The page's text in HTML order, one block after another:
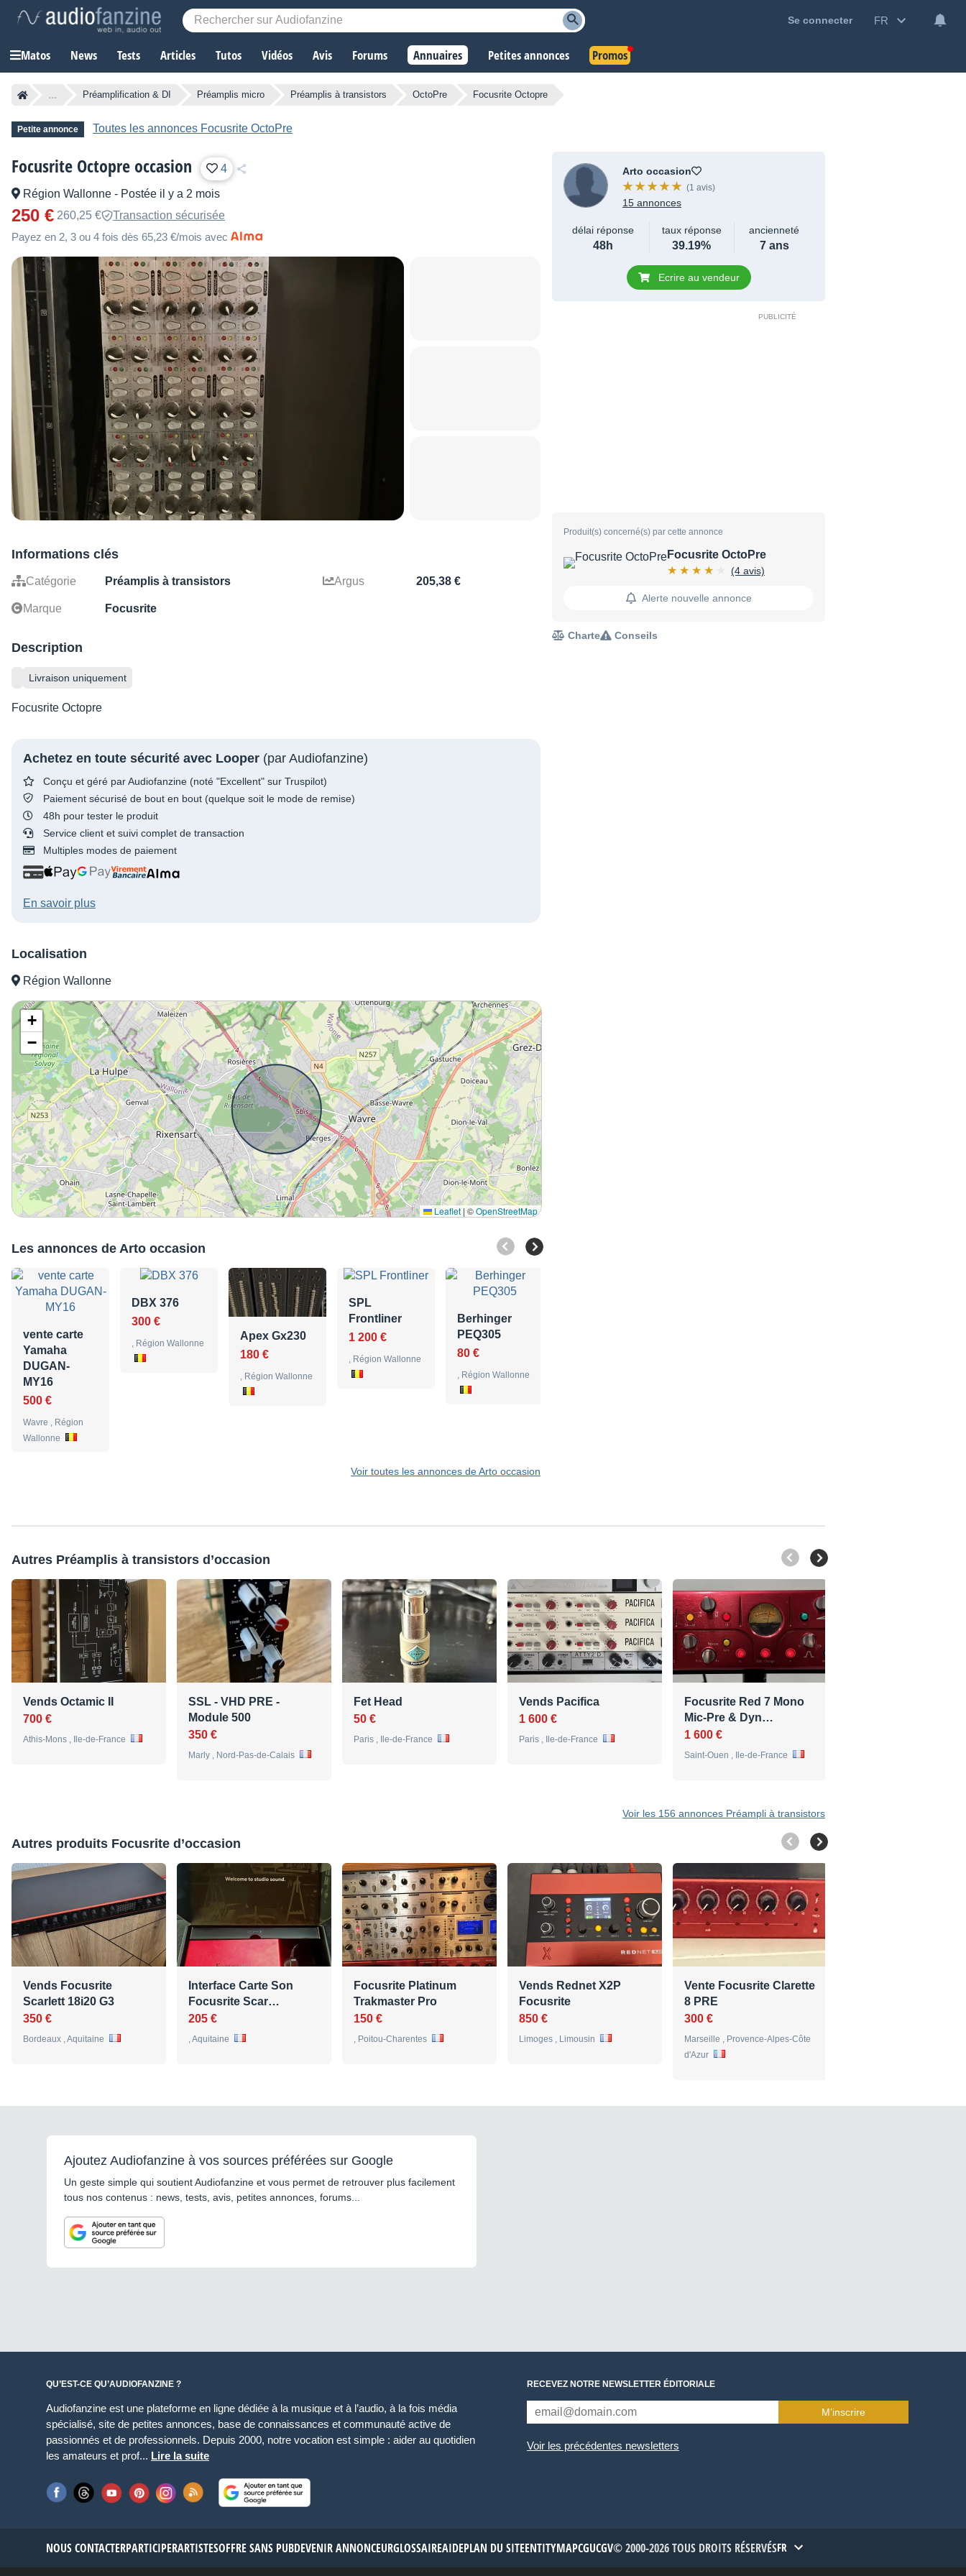
Se connecter FR
Matos News Tests Articles Tutos Vidéos Avis Forums Annuaires Petites annonces Promos
... Préamplification & DI Préamplis micro Préamplis à transistors OctoPre Focusrite Octopre
Petite annonce Toutes les annonces Focusrite OctoPre
Focusrite Octopre occasion 4
Région Wallonne - Postée il y a 2 mois
250 € 260,25 €
Transaction sécurisée
Payez en 2, 3 ou 4 fois dès 65,23 €/mois avec
Informations clés
Catégorie Préamplis à transistors Argus 205,38 €
Marque Focusrite
Description
Livraison uniquement
Focusrite Octopre
Achetez en toute sécurité avec Looper (par Audiofanzine)
Conçu et géré par Audiofanzine (noté "Excellent" sur Truspilot)
Paiement sécurisé de bout en bout (quelque soit le mode de remise)
48h pour tester le produit
Service client et suivi complet de transaction
Multiples modes de paiement
En savoir plus
Localisation
Région Wallonne
+
−
Leaflet | ©OpenStreetMap
Les annonces de Arto occasion
vente carte
Yamaha
DUGAN-
MY16
500 €
Wavre , Région
Wallonne
DBX 376
300 €
, Région Wallonne
Apex Gx230
180 €
, Région Wallonne
SPL
Frontliner
1 200 €
, Région Wallonne
Berhinger
PEQ305
80 €
, Région Wallonne
Voir toutes les annonces de Arto occasion
Arto occasion
(1 avis)
15 annonces
délai réponse
48h
taux réponse
39.19%
ancienneté
7 ans
Ecrire au vendeur
Produit(s) concerné(s) par cette annonce
Focusrite OctoPre
(4 avis)
Alerte nouvelle annonce
Charte Conseils
Autres Préamplis à transistors d’occasion
Vends Octamic II
700 €
Athis-Mons , Ile-de-France
SSL - VHD PRE -
Module 500
350 €
Marly , Nord-Pas-de-Calais
Fet Head
50 €
Paris , Ile-de-France
Vends Pacifica
1 600 €
Paris , Ile-de-France
Focusrite Red 7 Mono
Mic-Pre & Dyn…
1 600 €
Saint-Ouen , Ile-de-France
Voir les 156 annonces Préampli à transistors
Autres produits Focusrite d’occasion
Vends Focusrite
Scarlett 18i20 G3
350 €
Bordeaux , Aquitaine
Interface Carte Son
Focusrite Scar…
205 €
, Aquitaine
Focusrite Platinum
Trakmaster Pro
150 €
, Poitou-Charentes
Vends Rednet X2P
Focusrite
850 €
Limoges , Limousin
Vente Focusrite Clarette
8 PRE
300 €
Marseille , Provence-Alpes-Côte
d'Azur
Ajoutez Audiofanzine à vos sources préférées sur Google
Un geste simple qui soutient Audiofanzine et vous permet de retrouver plus facilement
tous nos contenus : news, tests, avis, petites annonces, forums...
QU’EST-CE QU’AUDIOFANZINE ?
Audiofanzine est une plateforme en ligne dédiée à la musique et à l’audio, à la fois média
spécialisé, site de petites annonces, base de connaissances et communauté active de
passionnés et de professionnels. Depuis 2000, notre vocation est simple : aider au quotidien
les amateurs et prof... Lire la suite
RECEVEZ NOTRE NEWSLETTER ÉDITORIALE
M’inscrire
Voir les précédentes newsletters
NOUS CONTACTERPARTICIPERARTISTESOFFRE SANS PUBDEVENIR ANNONCEURGLOSSAIREAIDEPLAN DU SITEENTITYMAPCGUCGV© 2000-2026 TOUS DROITS RÉSERVÉSFR